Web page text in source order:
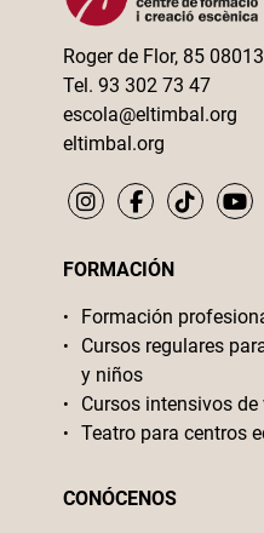
Roger de Flor, 85
Tel. 93 302 73 47
escola@eltimbal.org
eltimbal.org
FORMACIÓN
Formación
Cursos regulares
y niños
Cursos intensivos de
Teatro para centros
CONÓCENOS